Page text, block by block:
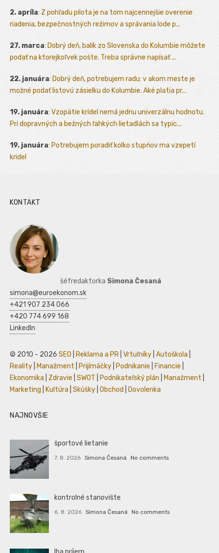
2. apríla: Z pohľadu pilota je na tom najcennejšie overenie
riadenia, bezpečnostných režimov a správania lode p...
27. marca: Dobrý deň, balík zo Slovenska do Kolumbie môžete
podať na ktorejkoľvek pošte. Treba správne napísať ...
22. januára: Dobrý deň, potrebujem radu: v akom meste je
možné podať listovú zásielku do Kolumbie. Aké platia pr...
19. januára: Vzopätie krídel nemá jednu univerzálnu hodnotu.
Pri dopravných a bežných ľahkých lietadlách sa typic...
19. januára: Potrebujem poradiť kolko stupňov ma vzepetí
kridel
KONTAKT
šéfredaktorka Simona Česaná
simona@euroekonom.sk
+421 907 234 066
+420 774 699 168
LinkedIn
© 2010 - 2026 SEO Reklama a PR Vrtuľníky Autoškola
Reality
Manažment Prijímáčky Podnikanie Financie
Ekonomika
Zdravie SWOT Podnikateľský plán Manažment
Marketing
Kultúra Skúšky Obchod Dovolenka
NAJNOVŠIE
športové lietanie
7. 8. 2026 Simona Česaná No comments
kontrolné stanovište
6. 8. 2026 Simona Česaná No comments